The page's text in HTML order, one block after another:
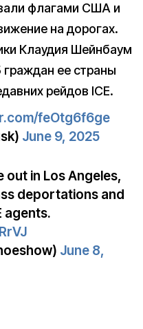
флагами США и
на дорогах.
Клаудия Шейнбаум
ее страны
рейдов ICE.
feOtg6f6ge
June 9, 2025
in Los Angeles,
deportations and
agents.
June 8,